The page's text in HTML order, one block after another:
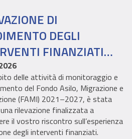
DI
DEGLI
FINANZIATI
FAMI 2021–2027
delle attività di monitoraggio e
del Fondo Asilo, Migrazione e
(FAMI) 2021–2027, è stata
rilevazione finalizzata a
il vostro riscontro sull’esperienza
degli interventi finanziati.